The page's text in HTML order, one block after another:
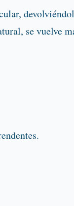
se vuelve